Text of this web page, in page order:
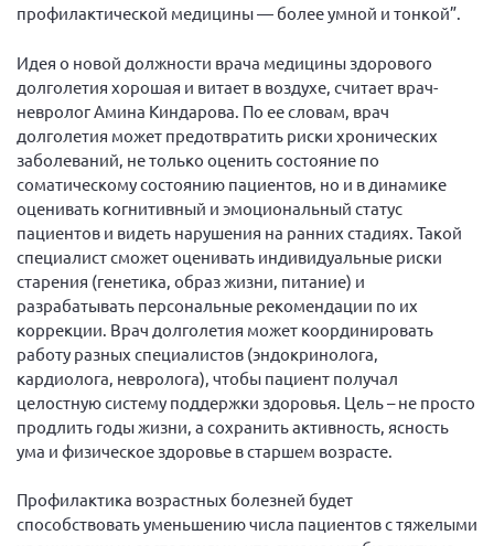
Мурманская область
Нижегородская область
Новгородская область
Новосибирская область
Омская область
Оренбургская область
Пензенская область
Республика Башкортостан
Республика Бурятия
Республика Карелия
Республика Калмыкия
Республика Хакасия
Ростовская область
г. Севастополь
профилактической медицины — более умной и тонкой”.
Идея о новой должности врача медицины здорового
долголетия хорошая и витает в воздухе, считает врач-
невролог Амина Киндарова. По ее словам, врач
долголетия может предотвратить риски хронических
заболеваний, не только оценить состояние по
соматическому состоянию пациентов, но и в динамике
оценивать когнитивный и эмоциональный статус
пациентов и видеть нарушения на ранних стадиях. Такой
специалист сможет оценивать индивидуальные риски
старения (генетика, образ жизни, питание) и
разрабатывать персональные рекомендации по их
коррекции. Врач долголетия может координировать
работу разных специалистов (эндокринолога,
кардиолога, невролога), чтобы пациент получал
целостную систему поддержки здоровья. Цель – не просто
продлить годы жизни, а сохранить активность, ясность
ума и физическое здоровье в старшем возрасте.
Профилактика возрастных болезней будет
способствовать уменьшению числа пациентов с тяжелыми